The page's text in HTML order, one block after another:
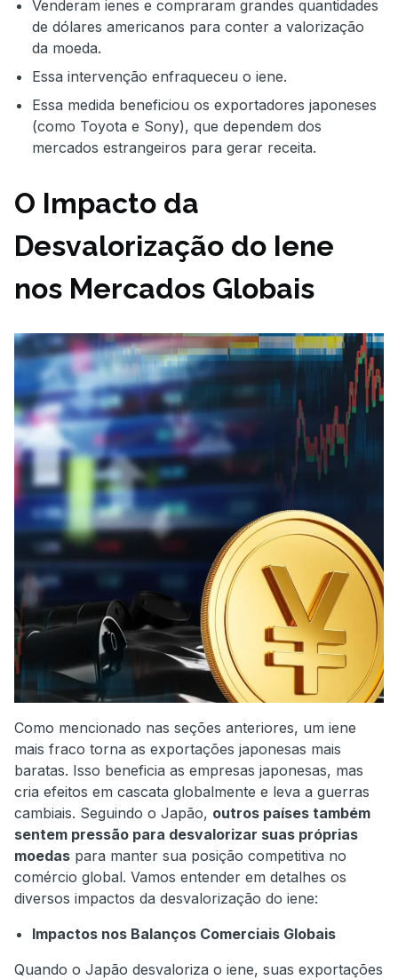
Venderam ienes e compraram grandes quantidades
de dólares americanos para conter a valorização
da moeda.
Essa intervenção enfraqueceu o iene.
Essa medida beneficiou os exportadores japoneses
(como Toyota e Sony), que dependem dos
mercados estrangeiros para gerar receita.
O Impacto da
Desvalorização do Iene
nos Mercados Globais
Como mencionado nas seções anteriores, um iene
mais fraco torna as exportações japonesas mais
baratas. Isso beneficia as empresas japonesas, mas
cria efeitos em cascata globalmente e leva a guerras
cambiais. Seguindo o Japão, outros países também
sentem pressão para desvalorizar suas próprias
moedas para manter sua posição competitiva no
comércio global. Vamos entender em detalhes os
diversos impactos da desvalorização do iene:
Impactos nos Balanços Comerciais Globais
Quando o Japão desvaloriza o iene, suas exportações